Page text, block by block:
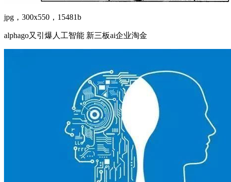
jpg，300x550，15481b
alphago又引爆人工智能 新三板ai企业淘金